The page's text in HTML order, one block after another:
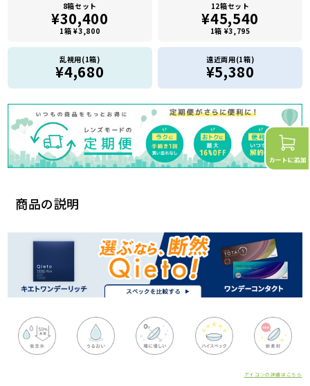
商品の説明
アイコンの詳細はこちら
8箱セット
¥30,400
1箱 ¥3,800
12箱セット
¥45,540
1箱 ¥3,795
乱視用(1箱)
¥4,680
遠近両用(1箱)
¥5,380